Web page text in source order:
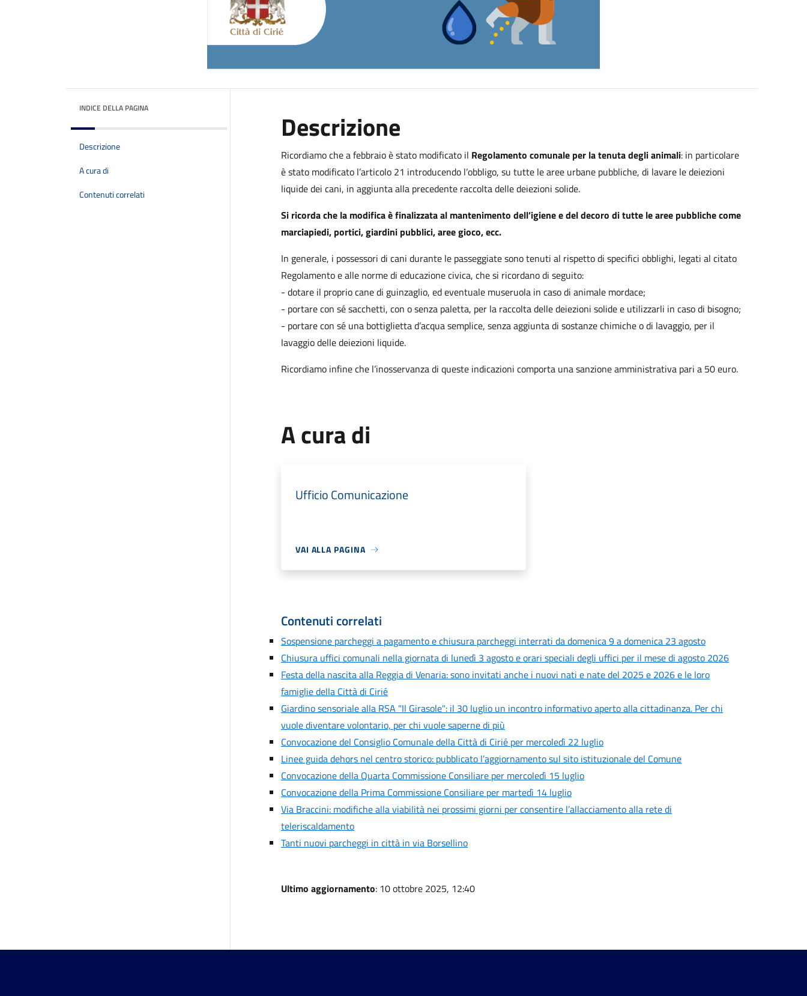
INDICE DELLA PAGINA
Descrizione
A cura di
Contenuti correlati
Descrizione
Ricordiamo che a febbraio è stato modificato il Regolamento comunale per la tenuta degli animali: in particolare
è stato modificato l’articolo 21 introducendo l’obbligo, su tutte le aree urbane pubbliche, di lavare le deiezioni
liquide dei cani, in aggiunta alla precedente raccolta delle deiezioni solide.
Si ricorda che la modifica è finalizzata al mantenimento dell’igiene e del decoro di tutte le aree pubbliche come
marciapiedi, portici, giardini pubblici, aree gioco, ecc.
In generale, i possessori di cani durante le passeggiate sono tenuti al rispetto di specifici obblighi, legati al citato
Regolamento e alle norme di educazione civica, che si ricordano di seguito:
- dotare il proprio cane di guinzaglio, ed eventuale museruola in caso di animale mordace;
- portare con sé sacchetti, con o senza paletta, per la raccolta delle deiezioni solide e utilizzarli in caso di bisogno;
- portare con sé una bottiglietta d’acqua semplice, senza aggiunta di sostanze chimiche o di lavaggio, per il
lavaggio delle deiezioni liquide.
Ricordiamo infine che l’inosservanza di queste indicazioni comporta una sanzione amministrativa pari a 50 euro.
A cura di
Ufficio Comunicazione
VAI ALLA PAGINA
Contenuti correlati
Sospensione parcheggi a pagamento e chiusura parcheggi interrati da domenica 9 a domenica 23 agosto
Chiusura uffici comunali nella giornata di lunedì 3 agosto e orari speciali degli uffici per il mese di agosto 2026
Festa della nascita alla Reggia di Venaria: sono invitati anche i nuovi nati e nate del 2025 e 2026 e le loro
famiglie della Città di Cirié
Giardino sensoriale alla RSA "Il Girasole": il 30 luglio un incontro informativo aperto alla cittadinanza. Per chi
vuole diventare volontario, per chi vuole saperne di più
Convocazione del Consiglio Comunale della Città di Cirié per mercoledì 22 luglio
Linee guida dehors nel centro storico: pubblicato l’aggiornamento sul sito istituzionale del Comune
Convocazione della Quarta Commissione Consiliare per mercoledì 15 luglio
Convocazione della Prima Commissione Consiliare per martedì 14 luglio
Via Braccini: modifiche alla viabilità nei prossimi giorni per consentire l’allacciamento alla rete di
teleriscaldamento
Tanti nuovi parcheggi in città in via Borsellino
Ultimo aggiornamento: 10 ottobre 2025, 12:40